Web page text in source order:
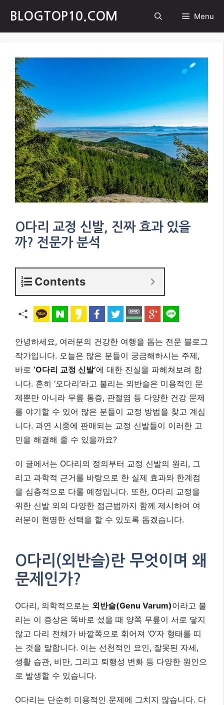
content
BLOGTOP10.COM Menu
O다리 교정 신발, 진짜 효과 있을
까? 전문가 분석
Contents
안녕하세요, 여러분의 건강한 여행을 돕는 전문 블로그
작가입니다. 오늘은 많은 분들이 궁금해하시는 주제,
바로 ‘O다리 교정 신발’에 대한 진실을 파헤쳐보려 합
니다. 흔히 ‘오다리’라고 불리는 외반슬은 미용적인 문
제뿐만 아니라 무릎 통증, 관절염 등 다양한 건강 문제
를 야기할 수 있어 많은 분들이 교정 방법을 찾고 계십
니다. 과연 시중에 판매되는 교정 신발들이 이러한 고
민을 해결해 줄 수 있을까요?
이 글에서는 O다리의 정의부터 교정 신발의 원리, 그
리고 과학적 근거를 바탕으로 한 실제 효과와 한계점
을 심층적으로 다룰 예정입니다. 또한, O다리 교정을
위한 신발 외의 다양한 접근법까지 함께 제시하여 여
러분이 현명한 선택을 할 수 있도록 돕겠습니다.
O다리(외반슬)란 무엇이며 왜
문제인가?
O다리, 의학적으로는 외반슬(Genu Varum)이라고 불
리는 이 증상은 똑바로 섰을 때 양쪽 무릎이 서로 닿지
않고 다리 전체가 바깥쪽으로 휘어져 ‘O’자 형태를 띠
는 것을 말합니다. 이는 선천적인 요인, 잘못된 자세,
생활 습관, 비만, 그리고 퇴행성 변화 등 다양한 원인으
로 발생할 수 있습니다.
O다리는 단순히 미용적인 문제에 그치지 않습니다. 다